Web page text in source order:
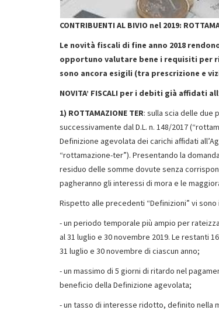
CONTRIBUENTI AL BIVIO nel 2019:
Le novità fiscali di fine anno 2018
opportuno valutare bene i requisiti per
sono ancora esigili (tra prescrizione e
NOVITA’ FISCALI per i debiti già affidati
1) ROTTAMAZIONE TER: sulla scia delle due
successivamente dal D.L. n. 148/2017
Definizione agevolata dei carichi affidati
“rottamazione-ter”). Presentando la
residuo delle somme dovute senza
pagheranno gli interessi di mora e le
Rispetto alle precedenti “Definizioni” vi
- un periodo temporale più ampio per
al 31 luglio e 30 novembre 2019. Le restanti
31 luglio e 30 novembre di ciascun anno;
- un massimo di 5 giorni di ritardo nel
beneficio della Definizione agevolata;
- un tasso di interesse ridotto, definito nella